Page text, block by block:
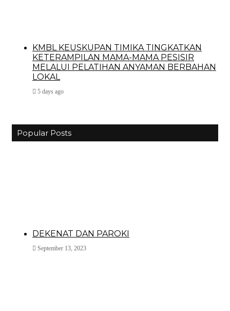
KMBL KEUSKUPAN TIMIKA TINGKATKAN
KETERAMPILAN MAMA-MAMA PESISIR
MELALUI PELATIHAN ANYAMAN BERBAHAN
LOKAL
5 days ago
Popular Posts
DEKENAT DAN PAROKI
September 13, 2023